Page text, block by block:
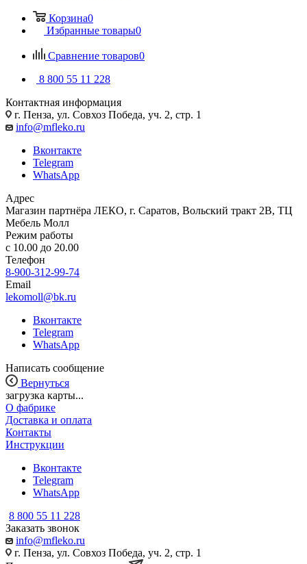
Корзина0
Избранные товары0
Сравнение товаров0
8 800 55 11 228
Контактная информация
г. Пенза, ул. Совхоз Победа, уч. 2, стр. 1
info@mfleko.ru
Вконтакте
Telegram
WhatsApp
Адрес
Магазин партнёра ЛЕКО, г. Саратов, Вольский тракт 2В, ТЦ
Мебель Молл
Режим работы
с 10.00 до 20.00
Телефон
8-900-312-99-74
Email
lekomoll@bk.ru
Вконтакте
Telegram
WhatsApp
Написать сообщение
Вернуться
загрузка карты...
О фабрике
Доставка и оплата
Контакты
Инструкции
Вконтакте
Telegram
WhatsApp
8 800 55 11 228
Заказать звонок
info@mfleko.ru
г. Пенза, ул. Совхоз Победа, уч. 2, стр. 1